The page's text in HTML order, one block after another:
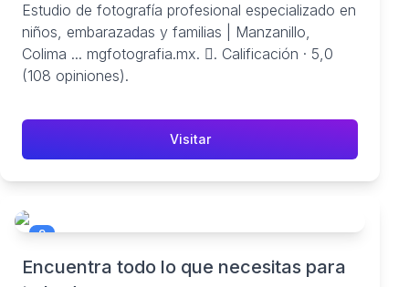
Estudio de fotografía profesional especializado en
niños, embarazadas y familias | Manzanillo,
Colima ... mgfotografia.mx. 󱡍. Calificación · 5,0
(108 opiniones).
Visitar
9
Encuentra todo lo que necesitas para